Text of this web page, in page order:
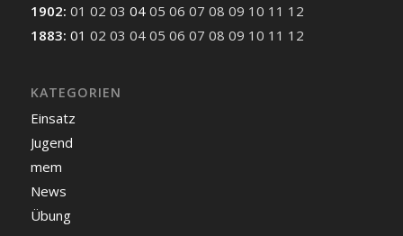
1902: 01 02 03 04 05 06 07 08 09 10 11 12
1883: 01 02 03 04 05 06 07 08 09 10 11 12
KATEGORIEN
Einsatz
Jugend
mem
News
Übung